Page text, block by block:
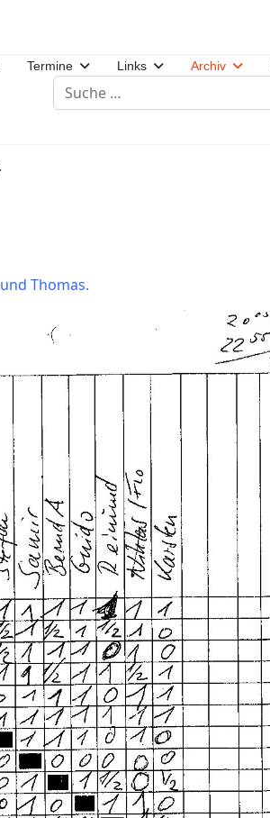
Termine Links Archiv
Suchen
Thomas.